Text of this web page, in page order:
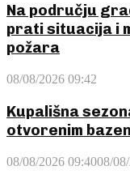
Na području
prati situacija i
požara
08/08/2026 09:42
Kupališna
otvorenim
08/08/2026 09:4008/